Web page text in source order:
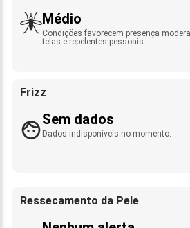
Médio
Condições favorecem presença
telas e repelentes pessoais.
Frizz
Sem dados
Dados indisponíveis no momento.
Ressecamento da Pele